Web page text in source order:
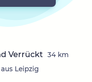
Verrückt
Leipzig
34 km